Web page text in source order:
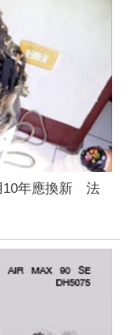
10年應換新 法